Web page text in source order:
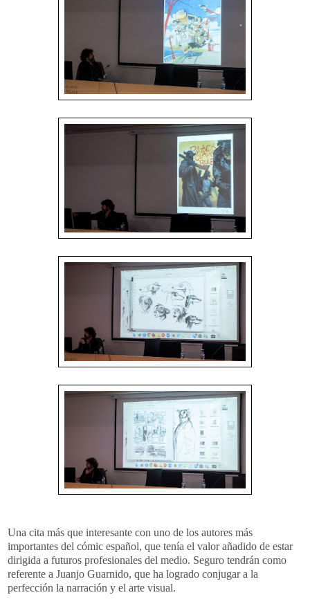
Una cita más que interesante con uno de los autores más
importantes del cómic español, que tenía el valor añadido de estar
dirigida a futuros profesionales del medio. Seguro tendrán como
referente a Juanjo Guarnido, que ha logrado conjugar a la
perfección la narración y el arte visual.